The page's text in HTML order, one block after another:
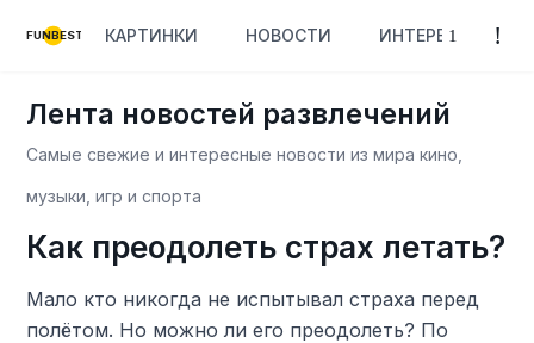
FUNBEST КАРТИНКИ НОВОСТИ ИНТЕРЕСНОЕ
Лента новостей развлечений
Самые свежие и интересные новости из мира кино,
музыки, игр и спорта
Как преодолеть страх летать?
Мало кто никогда не испытывал страха перед
полётом. Но можно ли его преодолеть? По